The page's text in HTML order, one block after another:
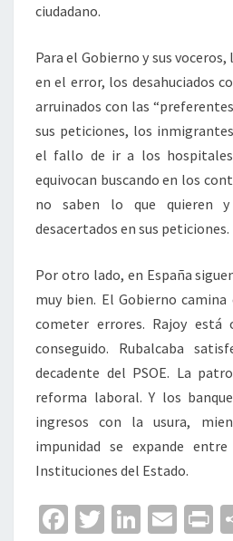
ciudadano.
Para el Gobierno y sus
en el error, los desahuciados
arruinados con las
sus peticiones, los
el fallo de ir a los
equivocan buscando en los
no saben lo que quieren
desacertados en sus peticiones.
Por otro lado, en España
muy bien. El Gobierno
cometer errores. Rajoy
conseguido. Rubalcaba
decadente del PSOE. La
reforma laboral. Y los
ingresos con la usura,
impunidad se expande
Instituciones del Estado.
Fa T
Li
E